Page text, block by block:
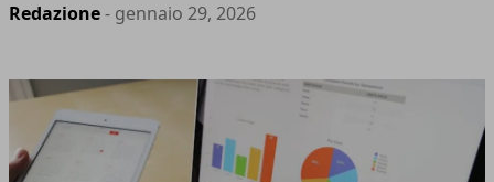
Redazione- gennaio 29, 2026